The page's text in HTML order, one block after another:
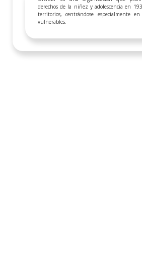
derechos de la niñez y adolescencia en
territorios, centrándose especialmente
vulnerables.